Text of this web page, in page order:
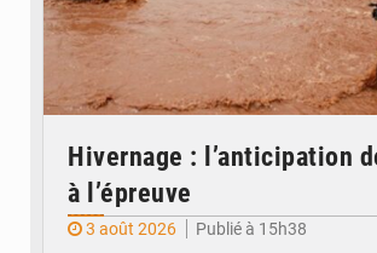
Hivernage : l’anticipation
à l’épreuve
3 août 2026
Publié à 15h38